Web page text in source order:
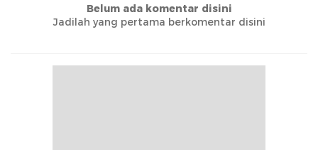
Belum ada komentar disini
Jadilah yang pertama berkomentar disini